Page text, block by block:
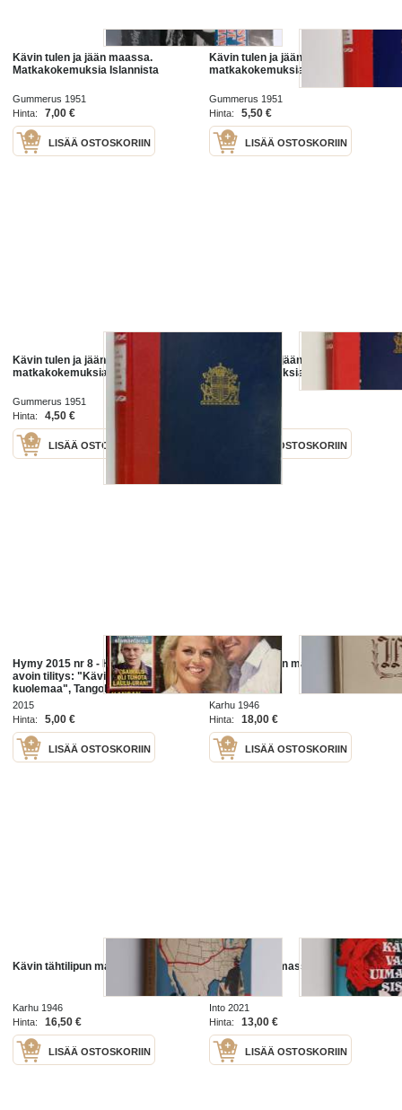
Kävin tulen ja jään maassa.
Matkakokemuksia Islannista
Gummerus 1951
Hinta:
7,00 €
LISÄÄ OSTOSKORIIN
Kävin tulen ja jään maassa :
matkakokemuksia Islannista
Gummerus 1951
Hinta:
5,50 €
LISÄÄ OSTOSKORIIN
Kävin tulen ja jään maassa :
matkakokemuksia Islannista
Gummerus 1951
Hinta:
4,50 €
LISÄÄ OSTOSKORIIN
Kävin tulen ja jään maassa :
matkakokemuksia Islannista
Gummerus 1951
LISÄÄ OSTOSKORIIN
Hymy 2015 nr 8 - Hjallis Harkimon
avoin tilitys: "Kävin lähellä
kuolemaa", Tangokuningas Aki
Samulin elämäntarina, Oskari
Katajisto voitti viinan ja
masennuksen, ym.
2015
Hinta:
5,00 €
LISÄÄ OSTOSKORIIN
Kävin tähtilipun maassa
Karhu 1946
Hinta:
18,00 €
LISÄÄ OSTOSKORIIN
Kävin tähtilipun maassa
Karhu 1946
Hinta:
16,50 €
LISÄÄ OSTOSKORIIN
Kävin vaan uimassa, sisko (UUSI)
Into 2021
Hinta:
13,00 €
LISÄÄ OSTOSKORIIN